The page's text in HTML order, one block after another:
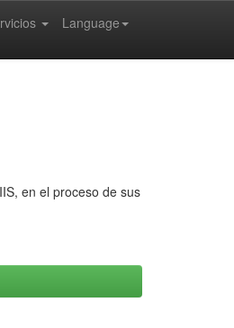
Language
en el proceso de sus